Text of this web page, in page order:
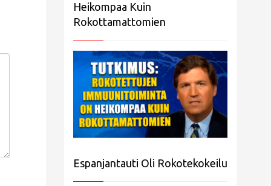
Heikompaa Kuin
Rokottamattomien
Espanjantauti Oli Rokotekokeilu